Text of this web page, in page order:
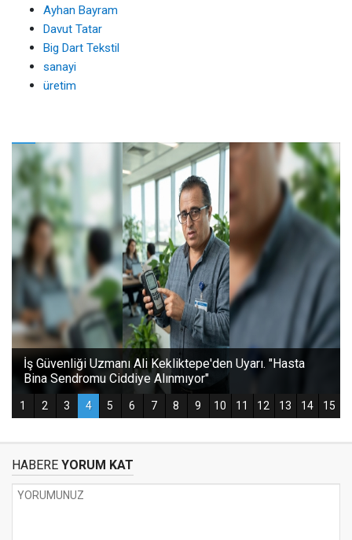
Ayhan Bayram
Davut Tatar
Big Dart Tekstil
sanayi
üretim
HABERE YORUM KAT